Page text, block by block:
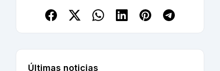
Últimas noticias